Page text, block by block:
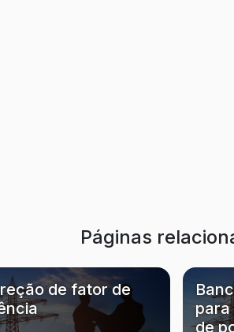
Páginas
de fator de
de